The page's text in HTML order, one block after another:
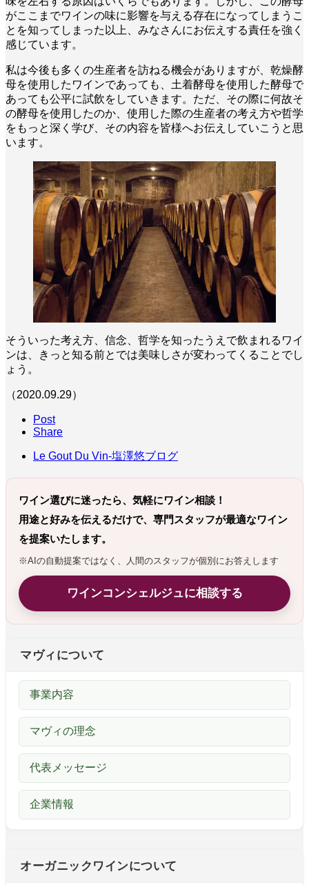
がここまでワインの味に影響を与える存在になってしまうこ
とを知ってしまった以上、みなさんにお伝えする責任を強く
感じています。
私は今後も多くの生産者を訪ねる機会がありますが、乾燥酵
母を使用したワインであっても、土着酵母を使用した酵母で
あっても公平に試飲をしていきます。ただ、その際に何故そ
の酵母を使用したのか、使用した際の生産者の考え方や哲学
をもっと深く学び、その内容を皆様へお伝えしていこうと思
います。
そういった考え方、信念、哲学を知ったうえで飲まれるワイ
ンは、きっと知る前とでは美味しさが変わってくることでし
ょう。
（2020.09.29）
Post
Share
Le Gout Du Vin-塩澤悠ブログ
ワイン選びに迷ったら、気軽にワイン相談！
用途と好みを伝えるだけで、専門スタッフが最適なワイン
を提案いたします。
※AIの自動提案ではなく、人間のスタッフが個別にお答えします
ワインコンシェルジュに相談する
マヴィについて
事業内容
マヴィの理念
代表メッセージ
企業情報
オーガニックワインについて